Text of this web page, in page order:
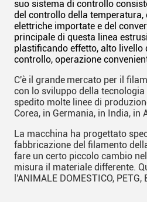
suo sistema di controllo
del controllo della temperatura,
elettriche importate e del
principale di questa linea
plastificando effetto, alto livello
controllo, operazione
C'è il grande mercato per il
con lo sviluppo della
spedito molte linee di
Corea, in Germania, in India, in
La macchina ha progettato
fabbricazione del filamento
fare un certo piccolo cambio
misura il materiale differente.
l'ANIMALE DOMESTICO, PETG,